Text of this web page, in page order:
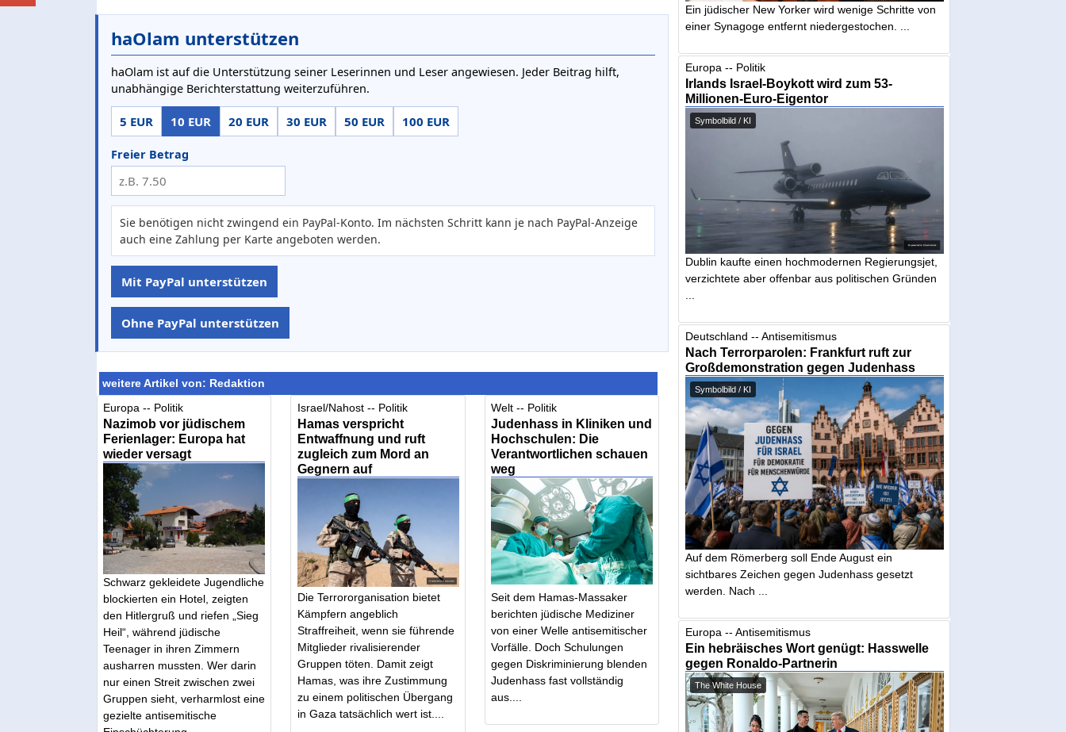
haOlam unterstützen
haOlam ist auf die Unterstützung seiner Leserinnen und Leser angewiesen. Jeder Beitrag hilft,
unabhängige Berichterstattung weiterzuführen.
5 EUR 10 EUR 20 EUR 30 EUR 50 EUR 100 EUR
Freier Betrag
Sie benötigen nicht zwingend ein PayPal-Konto. Im nächsten Schritt kann je nach PayPal-Anzeige
auch eine Zahlung per Karte angeboten werden.
Mit PayPal unterstützen
Ohne PayPal unterstützen
weitere Artikel von: Redaktion
Europa -- Politik
Nazimob vor jüdischem
Ferienlager: Europa hat
wieder versagt
Schwarz gekleidete Jugendliche
blockierten ein Hotel, zeigten
den Hitlergruß und riefen „Sieg
Heil“, während jüdische
Teenager in ihren Zimmern
ausharren mussten. Wer darin
nur einen Streit zwischen zwei
Gruppen sieht, verharmlost eine
gezielte antisemitische
Israel/Nahost -- Politik
Hamas verspricht
Entwaffnung und ruft
zugleich zum Mord an
Gegnern auf
Die Terrororganisation bietet
Kämpfern angeblich
Straffreiheit, wenn sie führende
Mitglieder rivalisierender
Gruppen töten. Damit zeigt
Hamas, was ihre Zustimmung
zu einem politischen Übergang
in Gaza tatsächlich wert ist....
Welt -- Politik
Judenhass in Kliniken und
Hochschulen: Die
Verantwortlichen schauen
weg
Seit dem Hamas-Massaker
berichten jüdische Mediziner
von einer Welle antisemitischer
Vorfälle. Doch Schulungen
gegen Diskriminierung blenden
Judenhass fast vollständig
aus....
Ein jüdischer New Yorker wird wenige Schritte von
einer Synagoge entfernt niedergestochen. ...
Europa -- Politik
Irlands Israel-Boykott wird zum 53-
Millionen-Euro-Eigentor
Symbolbild / KI
Dublin kaufte einen hochmodernen Regierungsjet,
verzichtete aber offenbar aus politischen Gründen
Deutschland -- Antisemitismus
Nach Terrorparolen: Frankfurt ruft zur
Großdemonstration gegen Judenhass
Symbolbild / KI
Auf dem Römerberg soll Ende August ein
sichtbares Zeichen gegen Judenhass gesetzt
werden. Nach ...
Europa -- Antisemitismus
Ein hebräisches Wort genügt: Hasswelle
gegen Ronaldo-Partnerin
The White House